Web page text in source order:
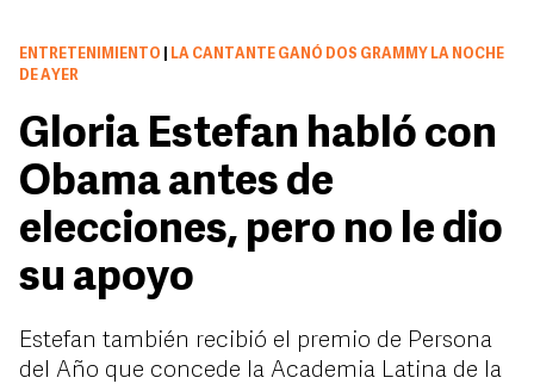
ENTRETENIMIENTO
LA CANTANTE GANÓ DOS GRAMMY LA NOCHE
DE AYER
Gloria Estefan habló con
Obama antes de
elecciones, pero no le dio
su apoyo
Estefan también recibió el premio de Persona
del Año que concede la Academia Latina de la